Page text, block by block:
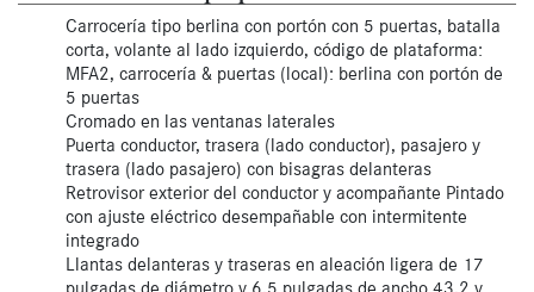
Carrocería tipo berlina con portón con 5 puertas, batalla
corta, volante al lado izquierdo, código de plataforma:
MFA2, carrocería & puertas (local): berlina con portón de
5 puertas
Cromado en las ventanas laterales
Puerta conductor, trasera (lado conductor), pasajero y
trasera (lado pasajero) con bisagras delanteras
Retrovisor exterior del conductor y acompañante Pintado
con ajuste eléctrico desempañable con intermitente
integrado
Llantas delanteras y traseras en aleación ligera de 17